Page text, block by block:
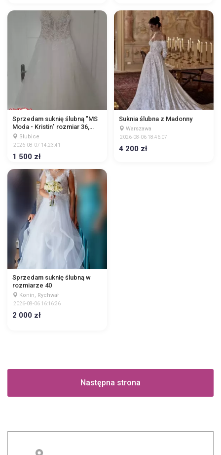
Sprzedam suknię ślubną "MS
Moda - Kristin" rozmiar 36,
nieuszkodzona, była
czyszczona chemicznie
Słubice
2026-08-07 14:23:41
1 500 zł
Suknia ślubna z Madonny
Warszawa
2026-08-06 18:46:07
4 200 zł
Sprzedam suknię ślubną w
rozmiarze 40
Konin, Rychwał
2026-08-06 16:16:36
2 000 zł
Następna strona